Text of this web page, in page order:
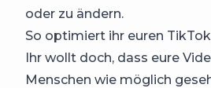
oder zu ändern.
So optimiert ihr euren
Ihr wollt doch, dass eure
Menschen wie möglich